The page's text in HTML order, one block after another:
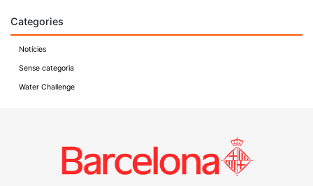
Categories
Notícies
Sense categoria
Water Challenge